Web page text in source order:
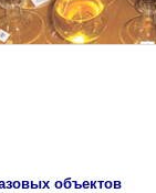
объектов